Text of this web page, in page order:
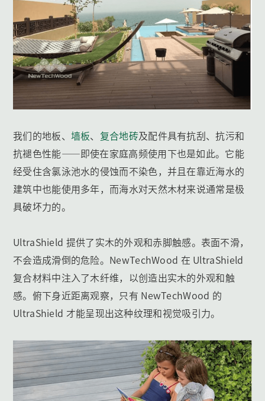
我们的地板、 墙板、 复合地砖及配件具有抗刮、抗污和
抗褪色性能——即使在家庭高频使用下也是如此。它能
经受住含氯泳池水的侵蚀而不染色，并且在靠近海水的
建筑中也能使用多年，而海水对天然木材来说通常是极
具破坏力的。
UltraShield 提供了实木的外观和赤脚触感。表面不滑，
不会造成滑倒的危险。NewTechWood 在 UltraShield
复合材料中注入了木纤维，以创造出实木的外观和触
感。俯下身近距离观察，只有 NewTechWood 的
UltraShield 才能呈现出这种纹理和视觉吸引力。